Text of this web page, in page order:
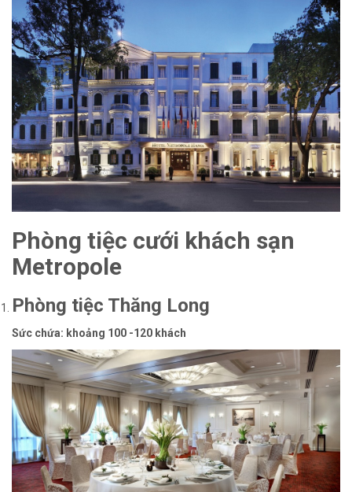
Phòng tiệc cưới khách sạn
Metropole
Phòng tiệc Thăng Long
Sức chứa: khoảng 100 -120 khách